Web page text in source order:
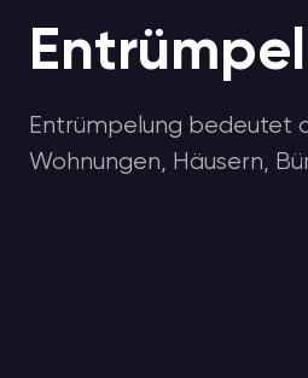
Entrümpelung bedeutet
Wohnungen, Häusern,